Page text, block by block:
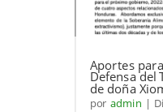
Aportes
Defensa
de doña
por admin |